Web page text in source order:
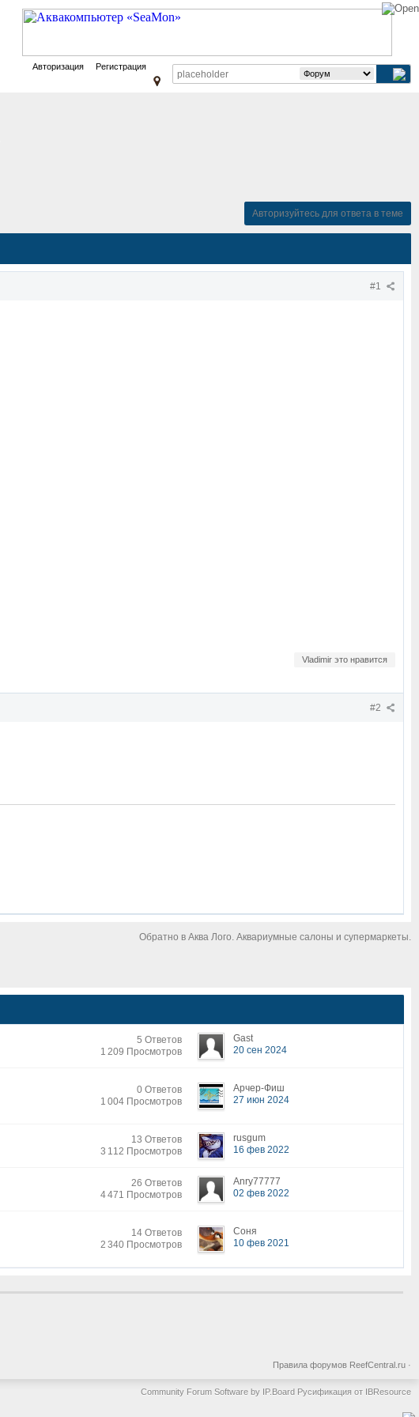
Авторизация Регистрация
Авторизуйтесь для ответа в теме
#1
Vladimir это нравится
#2
Обратно в Аква Лого. Аквариумные салоны и супермаркеты.
5 Ответов
1 209 Просмотров
Gast
20 сен 2024
0 Ответов
1 004 Просмотров
Арчер-Фиш
27 июн 2024
13 Ответов
3 112 Просмотров
rusgum
16 фев 2022
26 Ответов
4 471 Просмотров
Anry77777
02 фев 2022
14 Ответов
2 340 Просмотров
Соня
10 фев 2021
Правила форумов ReefCentral.ru ·
Community Forum Software by IP.Board Русификация от IBResource